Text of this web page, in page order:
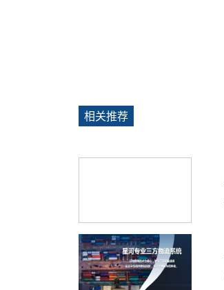
相关推荐